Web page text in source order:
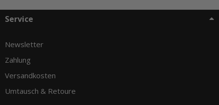
Service
Newsletter
Zahlung
Versandkosten
Umtausch & Retoure